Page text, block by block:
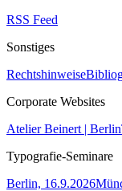
RSS Feed
Sonstiges
Rechtshinweise
Corporate Websites
Atelier Beinert | Berlin
Typografie-Seminare
Berlin, 16.9.2026